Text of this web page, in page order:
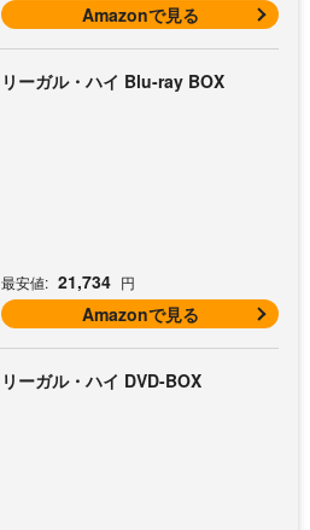
Amazonで見る
リーガル・ハイ Blu-ray BOX
最安値: 21,734 円
Amazonで見る
リーガル・ハイ DVD-BOX